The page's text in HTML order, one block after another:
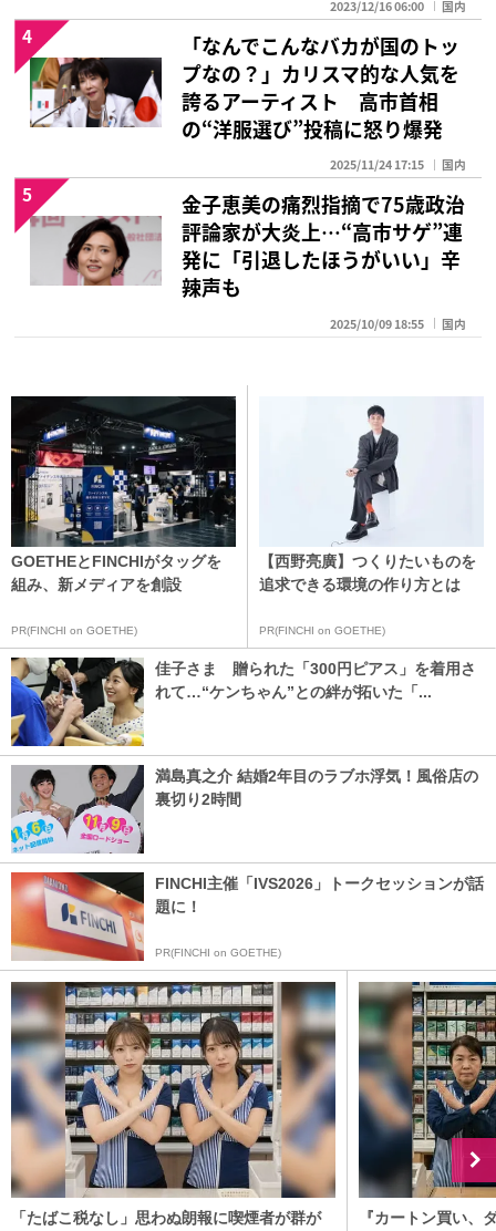
2023/12/16 06:00 国内
「なんでこんなバカが国のトッ
プなの？」カリスマ的な人気を
誇るアーティスト 高市首相
の“洋服選び”投稿に怒り爆発
2025/11/24 17:15 国内
4
金子恵美の痛烈指摘で75歳政治
評論家が大炎上…“高市サゲ”連
発に「引退したほうがいい」辛
辣声も
2025/10/09 18:55 国内
5
GOETHEとFINCHIがタッグを
組み、新メディアを創設
PR(FINCHI on GOETHE)
【西野亮廣】つくりたいものを
追求できる環境の作り方とは
PR(FINCHI on GOETHE)
佳子さま 贈られた「300円ピアス」を着用さ
れて…“ケンちゃん”との絆が拓いた「...
満島真之介 結婚2年目のラブホ浮気！風俗店の
裏切り2時間
FINCHI主催「IVS2026」トークセッションが話
題に！
PR(FINCHI on GOETHE)
「たばこ税なし」思わぬ朗報に喫煙者が群が
『カートン買い、